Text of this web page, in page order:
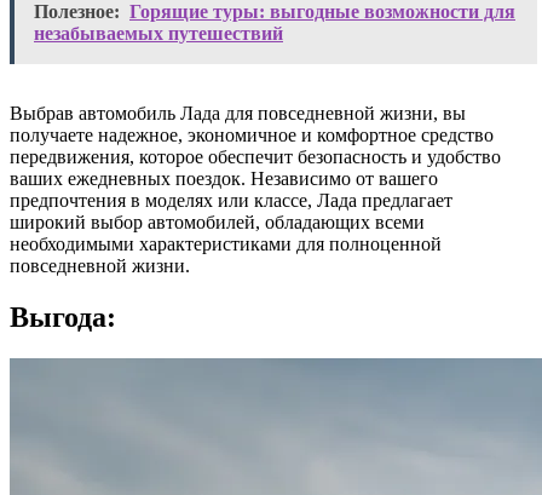
Полезное: Горящие туры: выгодные возможности для
незабываемых путешествий
Выбрав автомобиль Лада для повседневной жизни, вы
получаете надежное, экономичное и комфортное средство
передвижения, которое обеспечит безопасность и удобство
ваших ежедневных поездок. Независимо от вашего
предпочтения в моделях или классе, Лада предлагает
широкий выбор автомобилей, обладающих всеми
необходимыми характеристиками для полноценной
повседневной жизни.
Выгода: